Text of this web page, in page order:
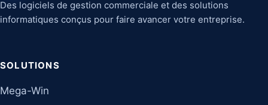
Des logiciels de gestion commerciale et des solutions
informatiques conçus pour faire avancer votre entreprise.
SOLUTIONS
Mega-Win